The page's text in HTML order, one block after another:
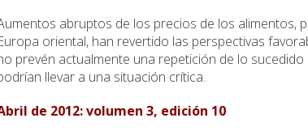
abruptos de los precios de los alimentos,
oriental, han revertido las perspectivas
prevén actualmente una repetición de lo
llevar a una situación crítica.
de 2012: volumen 3, edición 10